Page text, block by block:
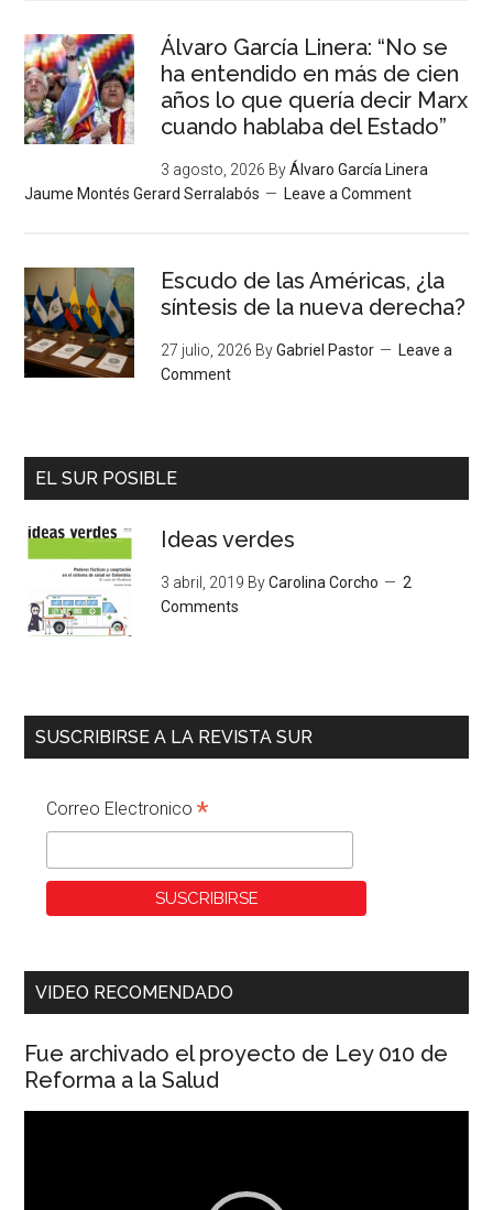
Álvaro García Linera: “No se
ha entendido en más de cien
años lo que quería decir Marx
cuando hablaba del Estado”
3 agosto, 2026 ByÁlvaro García Linera
Jaume Montés Gerard Serralabós
Leave a Comment
Escudo de las Américas, ¿la
síntesis de la nueva derecha?
27 julio, 2026 ByGabriel Pastor
Leave a
Comment
EL SUR POSIBLE
Ideas verdes
3 abril, 2019 ByCarolina Corcho
2
Comments
SUSCRIBIRSE A LA REVISTA SUR
Correo Electronico*
VIDEO RECOMENDADO
Fue archivado el proyecto de Ley 010 de
Reforma a la Salud